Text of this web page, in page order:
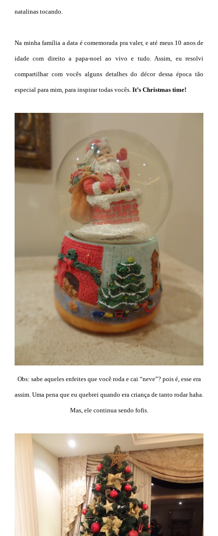
natalinas tocando.
Na minha família a data é comemorada pra valer, e até meus 10 anos de
idade com direito a papa-noel ao vivo e tudo. Assim, eu resolvi
compartilhar com vocês alguns detalhes do décor dessa época tão
especial para mim, para inspirar todas vocês. It’s Christmas time!
Obs: sabe aqueles enfeites que você roda e cai “neve”? pois é, esse era
assim. Uma pena que eu quebrei quando era criança de tanto rodar haha.
Mas, ele continua sendo fofis.